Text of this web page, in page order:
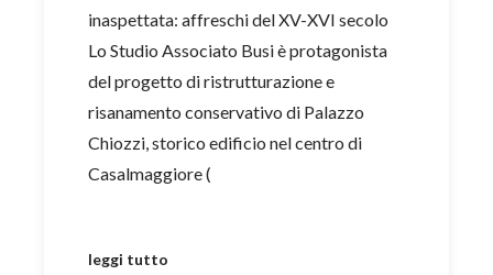
inaspettata: affreschi del XV-XVI secolo
Lo Studio Associato Busi è protagonista
del progetto di ristrutturazione e
risanamento conservativo di Palazzo
Chiozzi, storico edificio nel centro di
Casalmaggiore (
leggi tutto